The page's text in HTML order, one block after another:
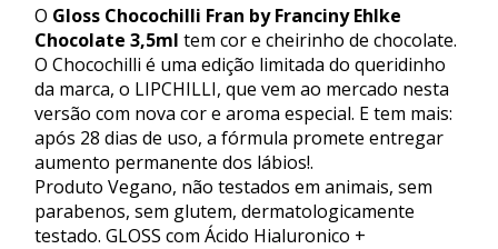
O Gloss Chocochilli Fran by Franciny Ehlke
Chocolate 3,5ml tem cor e cheirinho de chocolate.
O Chocochilli é uma edição limitada do queridinho
da marca, o LIPCHILLI, que vem ao mercado nesta
versão com nova cor e aroma especial. E tem mais:
após 28 dias de uso, a fórmula promete entregar
aumento permanente dos lábios!.
Produto Vegano, não testados em animais, sem
parabenos, sem glutem, dermatologicamente
testado. GLOSS com Ácido Hialuronico +